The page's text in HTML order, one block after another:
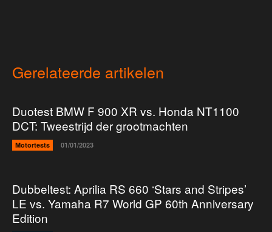
Gerelateerde artikelen
Duotest BMW F 900 XR vs. Honda NT1100
DCT: Tweestrijd der grootmachten
Motortests 01/01/2023
Dubbeltest: Aprilia RS 660 ‘Stars and Stripes’
LE vs. Yamaha R7 World GP 60th Anniversary
Edition